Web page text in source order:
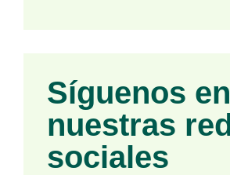
Síguenos en
nuestras
sociales